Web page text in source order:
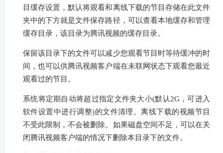
目缓存设置，默认将观看和离线下载的节目存储在此文件
夹中的下方就是文件保存路径，可以查看本地缓存和管理
缓存目录，该目录为腾讯视频的缓存目录。
保留该目录下的文件可以减少您观看节目时等待缓冲的时
间，也可以供腾讯视频客户端在未联网状态下观看您最近
观看过的节目。
系统将定期自动将超过指定文件夹大小(默认2G，可进入
软件设置中进行调整)的文件清理。离线下载的视频节目
不受此限制，不会被删除。如果磁盘空间不足，可以在关
闭腾讯视频客户端的情况下删除本目录下的文件。